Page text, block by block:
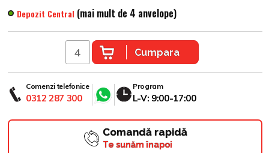
Depozit Central (mai mult de 4 anvelope)
Cumpara
Comenzi telefonice
0312 287 300
Program
L-V: 9:00-17:00
Comandă rapidă
Te sunăm înapoi